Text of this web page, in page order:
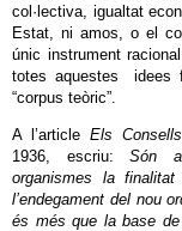
col·lectiva, igualtat
Estat, ni amos, o el
únic instrument
totes aquestes idees
“corpus teòric”.
A l’article Els
1936, escriu:Són
organismes la
l’endegament del nou
és més que la base